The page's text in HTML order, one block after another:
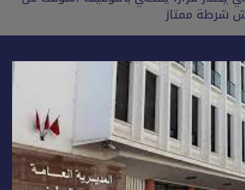
شرطة ممتاز